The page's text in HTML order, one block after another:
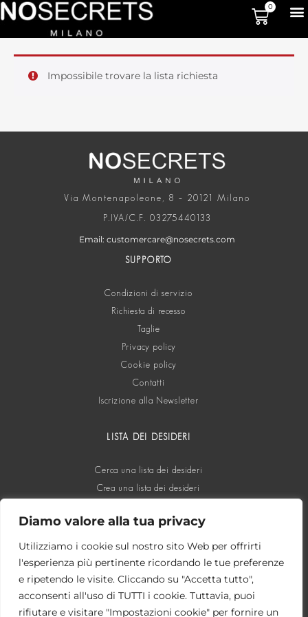
Diamo valore alla tua privacy
Utilizziamo i cookie sul nostro sito Web per offrirti
l'esperienza più pertinente ricordando le tue preferenze
e ripetendo le visite. Cliccando su "Accetta tutto",
acconsenti all'uso di TUTTI i cookie. Tuttavia, puoi
rifiutare e visitare "Impostazioni cookie" per fornire un
0
Impossibile trovare la lista richiesta
Via Montenapoleone, 8 – 20121 Milano
P.IVA/C.F. 03275440133
Email: customercare@nosecrets.com
SUPPORTO
Condizioni di servizio
Richiesta di recesso
Taglie
Privacy policy
Cookie policy
Contatti
Iscrizione alla Newsletter
LISTA DEI DESIDERI
Cerca una lista dei desideri
Crea una lista dei desideri
SOCIAL